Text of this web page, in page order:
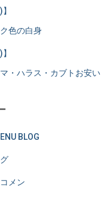
色の白身
・ハラス・カブトお安い
BLOG
メン